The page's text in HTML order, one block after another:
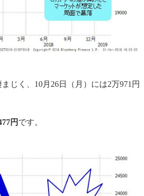
じく、10月26日（月）には2万971円
円 です。